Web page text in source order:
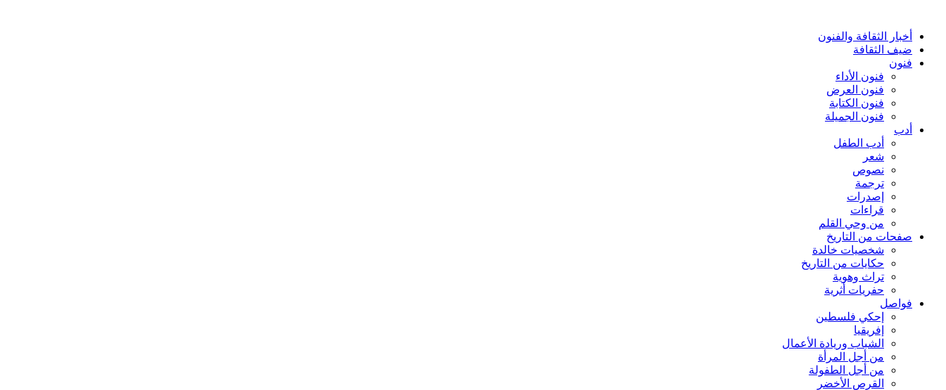
أخبار الثقافة والفنون
ضيف الثقافة
فنون
فنون الأداء
فنون العرض
فنون الكتابة
فنون الجميلة
أدب
أدب الطفل
شعر
نصوص
ترجمة
إصدرات
قراءات
من وحي القلم
صفحات من التاريخ
شخصيات خالدة
حكايات من التاريخ
تراث وهوية
حفريات أثرية
فواصل
إحكي فلسطين
إفريقيا
الشباب وريادة الأعمال
من أجل المرأة
من أجل الطفولة
القرص الأخضر